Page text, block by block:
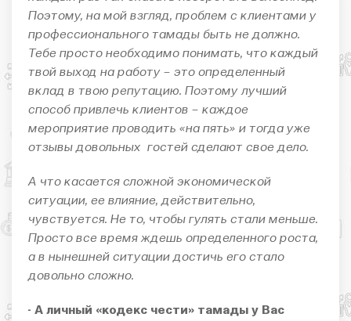
Поэтому, на мой взгляд, проблем с клиентами у
профессионального тамады быть не должно.
Тебе просто необходимо понимать, что каждый
твой выход на работу – это определенный
вклад в твою репутацию. Поэтому лучший
способ привлечь клиентов – каждое
мероприятие проводить «на пять» и тогда уже
отзывы довольных гостей сделают свое дело.
А что касается сложной экономической
ситуации, ее влияние, действительно,
чувствуется. Не то, чтобы гулять стали меньше.
Просто все время ждешь определенного роста,
а в нынешней ситуации достичь его стало
довольно сложно.
- А личный «кодекс чести» тамады у Вас